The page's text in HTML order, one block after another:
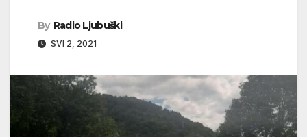
By Radio Ljubuški
SVI 2, 2021